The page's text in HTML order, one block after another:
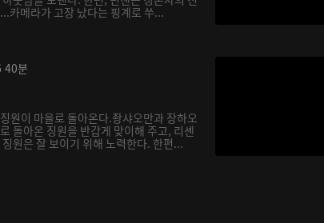
카메라가 고장 났다는 핑계로 쑤...
40분
원이 마을로 돌아온다.좡샤오만과 장하오
돌아온 징원을 반갑게 맞이해 주고, 리셴
원은 잘 보이기 위해 노력한다. 한편...